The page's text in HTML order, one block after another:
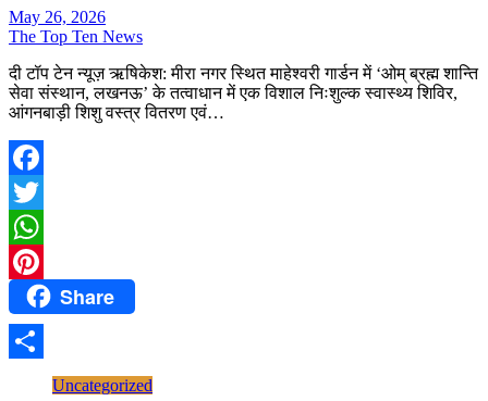
May 26, 2026
The Top Ten News
दी टॉप टेन न्यूज़ ऋषिकेश: मीरा नगर स्थित माहेश्वरी गार्डन में ‘ओम् ब्रह्म शान्ति
सेवा संस्थान, लखनऊ’ के तत्वाधान में एक विशाल निःशुल्क स्वास्थ्य शिविर,
आंगनबाड़ी शिशु वस्त्र वितरण एवं…
Facebook
Twitter
WhatsApp
PinterestShare
Uncategorized